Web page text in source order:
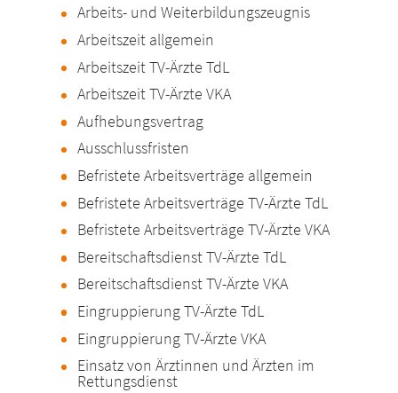
Arbeits- und Weiterbildungszeugnis
Arbeitszeit allgemein
Arbeitszeit TV-Ärzte TdL
Arbeitszeit TV-Ärzte VKA
Aufhebungsvertrag
Ausschlussfristen
Befristete Arbeitsverträge allgemein
Befristete Arbeitsverträge TV-Ärzte TdL
Befristete Arbeitsverträge TV-Ärzte VKA
Bereitschaftsdienst TV-Ärzte TdL
Bereitschaftsdienst TV-Ärzte VKA
Eingruppierung TV-Ärzte TdL
Eingruppierung TV-Ärzte VKA
Einsatz von Ärztinnen und Ärzten im
Rettungsdienst